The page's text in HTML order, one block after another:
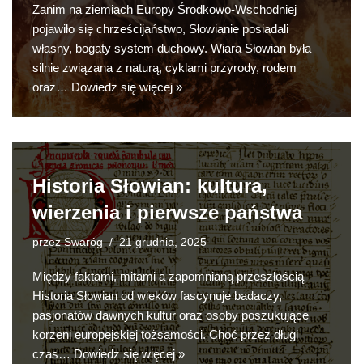
Zanim na ziemiach Europy Środkowo-Wschodniej
pojawiło się chrześcijaństwo, Słowianie posiadali
własny, bogaty system duchowy. Wiara Słowian była
silnie związana z naturą, cyklami przyrody, rodem
oraz… Dowiedz się więcej »
Historia Słowian: kultura,
wierzenia i pierwsze państwa
przezSwaróg 21 grudnia, 2025
Między faktami, mitami a zapomnianą przeszłością
Historia Słowian od wieków fascynuje badaczy,
pasjonatów dawnych kultur oraz osoby poszukujące
korzeni europejskiej tożsamości. Choć przez długi
czas…Dowiedz się więcej »